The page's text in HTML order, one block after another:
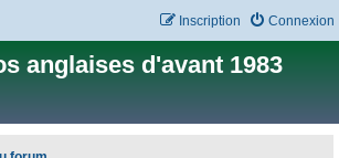
Connexion
Inscription
anglaises d'avant 1983